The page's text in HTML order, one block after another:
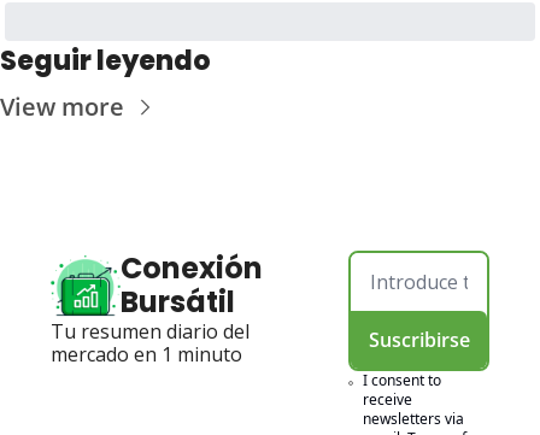
Seguir leyendo
View more
Conexión
Bursátil
Tu resumen diario del
mercado en 1 minuto
Suscribirse
I consent to
receive
newsletters via